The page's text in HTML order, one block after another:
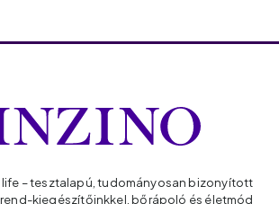
life – tesztalapú, tudományosan bizonyított
kiegészítőinkkel, bőrápoló és életmód